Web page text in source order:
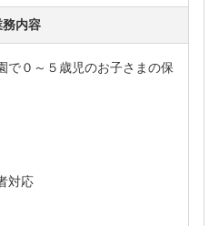
務内容
で０～５歳児のお子さまの保
対応